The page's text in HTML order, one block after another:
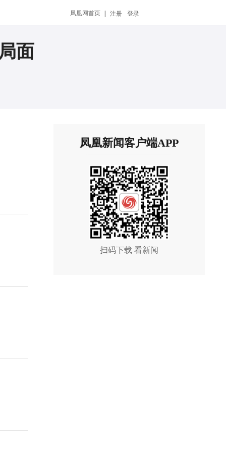
凤凰网首页 | 注册 登录
面
凤凰新闻客户端APP
扫码下载 看新闻